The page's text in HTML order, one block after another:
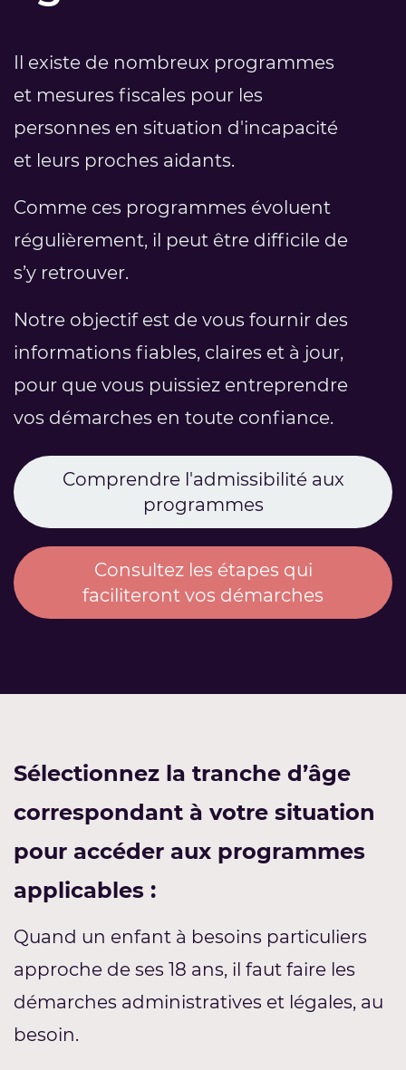
Il existe de nombreux programmes
et mesures fiscales pour les
personnes en situation d'incapacité
et leurs proches aidants.
Comme ces programmes évoluent
régulièrement, il peut être difficile de
s’y retrouver.
Notre objectif est de vous fournir des
informations fiables, claires et à jour,
pour que vous puissiez entreprendre
vos démarches en toute confiance.
Comprendre l'admissibilité aux
programmes
Consultez les étapes qui
faciliteront vos démarches
Sélectionnez la tranche d’âge
correspondant à votre situation
pour accéder aux programmes
applicables :
Quand un enfant à besoins particuliers
approche de ses 18 ans, il faut faire les
démarches administratives et légales, au
besoin.